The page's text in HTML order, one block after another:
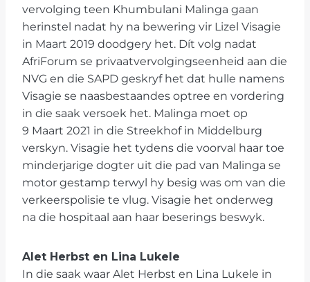
vervolging teen Khumbulani Malinga gaan
herinstel nadat hy na bewering vir Lizel Visagie
in Maart 2019 doodgery het. Dít volg nadat
AfriForum se privaatvervolgingseenheid aan die
NVG en die SAPD geskryf het dat hulle namens
Visagie se naasbestaandes optree en vordering
in die saak versoek het. Malinga moet op
9 Maart 2021 in die Streekhof in Middelburg
verskyn. Visagie het tydens die voorval haar toe
minderjarige dogter uit die pad van Malinga se
motor gestamp terwyl hy besig was om van die
verkeerspolisie te vlug. Visagie het onderweg
na die hospitaal aan haar beserings beswyk.
Alet Herbst en Lina Lukele
In die saak waar Alet Herbst en Lina Lukele in